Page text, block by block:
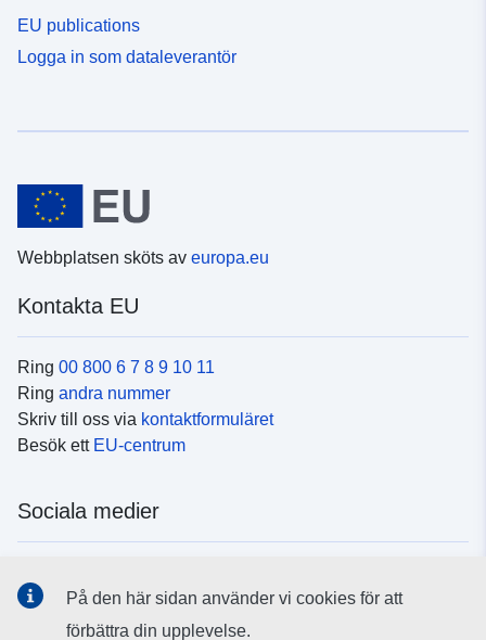
EU publications
Logga in som dataleverantör
Webbplatsen sköts av europa.eu
Kontakta EU
Ring 00 800 6 7 8 9 10 11
Ring andra nummer
Skriv till oss via kontaktformuläret
Besök ett EU-centrum
Sociala medier
På den här sidan använder vi cookies för att
förbättra din upplevelse.